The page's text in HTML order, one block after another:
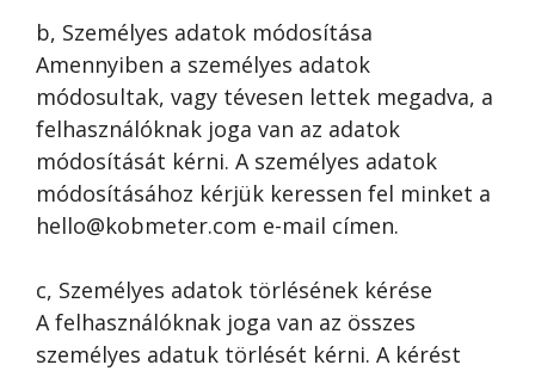
b, Személyes adatok módosítása
Amennyiben a személyes adatok
módosultak, vagy tévesen lettek megadva, a
felhasználóknak joga van az adatok
módosítását kérni. A személyes adatok
módosításához kérjük keressen fel minket a
hello@kobmeter.com e-mail címen.
c, Személyes adatok törlésének kérése
A felhasználóknak joga van az összes
személyes adatuk törlését kérni. A kérést